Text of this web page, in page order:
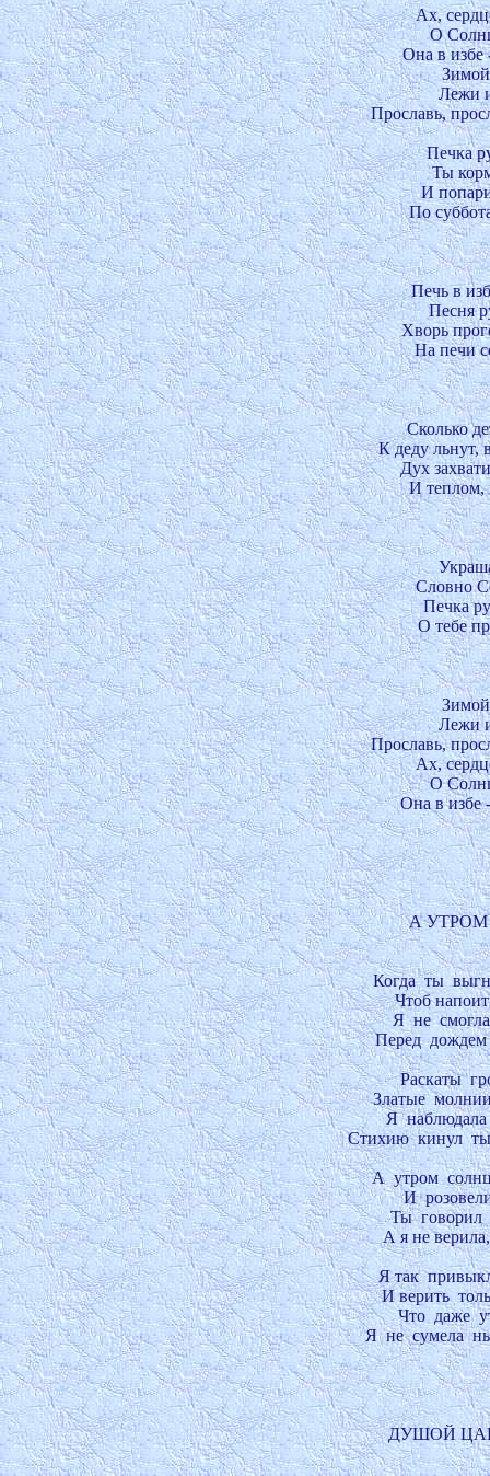
Ах,
О
Она в избе
Лежи
Прославь,
Печка
Ты
И
По
Печь в
Песня
Хворь
На печи
Сколько
К деду льнут,
Дух
И теплом,
Словно
Печка
О тебе
Лежи
Прославь,
Ах,
О
Она в избе
А УТРОМ
Когда  ты
Чтоб
Я  не
Перед
Раскаты
Златые
Я
Стихию  кинул
А  утром
И
Ты  говорил
А я не
Я так
И верить
Что  даже
Я  не  сумела
ДУШОЙ